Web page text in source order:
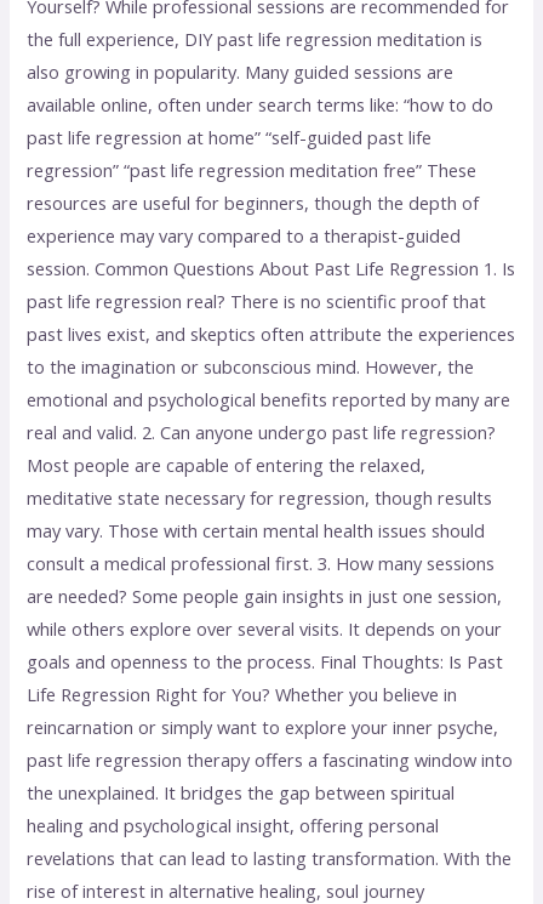
Yourself? While professional sessions are recommended for
the full experience, DIY past life regression meditation is
also growing in popularity. Many guided sessions are
available online, often under search terms like: “how to do
past life regression at home” “self-guided past life
regression” “past life regression meditation free” These
resources are useful for beginners, though the depth of
experience may vary compared to a therapist-guided
session. Common Questions About Past Life Regression 1. Is
past life regression real? There is no scientific proof that
past lives exist, and skeptics often attribute the experiences
to the imagination or subconscious mind. However, the
emotional and psychological benefits reported by many are
real and valid. 2. Can anyone undergo past life regression?
Most people are capable of entering the relaxed,
meditative state necessary for regression, though results
may vary. Those with certain mental health issues should
consult a medical professional first. 3. How many sessions
are needed? Some people gain insights in just one session,
while others explore over several visits. It depends on your
goals and openness to the process. Final Thoughts: Is Past
Life Regression Right for You? Whether you believe in
reincarnation or simply want to explore your inner psyche,
past life regression therapy offers a fascinating window into
the unexplained. It bridges the gap between spiritual
healing and psychological insight, offering personal
revelations that can lead to lasting transformation. With the
rise of interest in alternative healing, soul journey